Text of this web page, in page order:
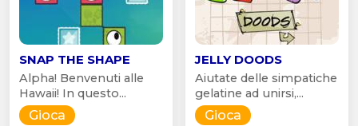
SNAP THE SHAPE
Alpha! Benvenuti alle
Hawaii! In questo...
Gioca
JELLY DOODS
Aiutate delle simpatiche
gelatine ad unirsi,...
Gioca